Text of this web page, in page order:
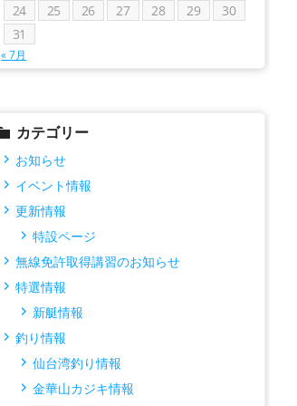
24
25 26 27 28 29
30
31
« 7月
カテゴリー
お知らせ
イベント情報
更新情報
特設ページ
無線免許取得講習のお知らせ
特選情報
新艇情報
釣り情報
仙台湾釣り情報
金華山カジキ情報